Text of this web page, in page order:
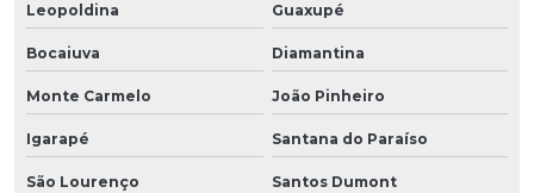
Leopoldina Guaxupé
Bocaiuva Diamantina
Monte Carmelo João Pinheiro
Igarapé Santana do Paraíso
São Lourenço Santos Dumont